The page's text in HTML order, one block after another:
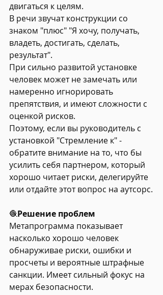
двигаться к целям.
В речи звучат конструкции со
знаком "плюс" "Я хочу, получать,
владеть, достигать, сделать,
результат".
При сильно развитой установке
человек может не замечать или
намеренно игнорировать
препятствия, и имеют сложности с
оценкой рисков.
Поэтому, если вы руководитель с
установкой "Стремление к" -
обратите внимание на то, что бы
усилить себя партнером, который
хорошо читает риски, делегируйте
или отдайте этот вопрос на аутсорс.
🧶Решение проблем
Метапрограмма показывает
насколько хорошо человек
обнаруживае риски, ошибки и
просчеты и вероятные штрафные
санкции. Имеет сильный фокус на
мерах безопасности.